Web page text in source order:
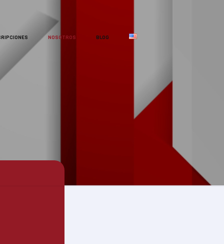
NOSOTROS BLOG